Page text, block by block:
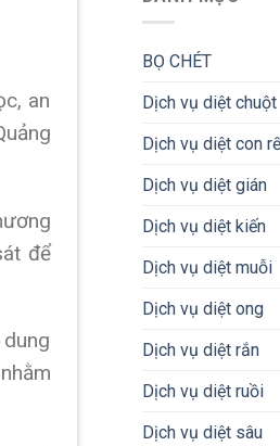
an
để
BỌ CHÉT
Dịch vụ diệt chuột
Dịch vụ diệt con
Dịch vụ diệt gián
Dịch vụ diệt kiến
Dịch vụ diệt muỗi
Dịch vụ diệt ong
Dịch vụ diệt rắn
Dịch vụ diệt ruồi
Dịch vụ diệt sâu